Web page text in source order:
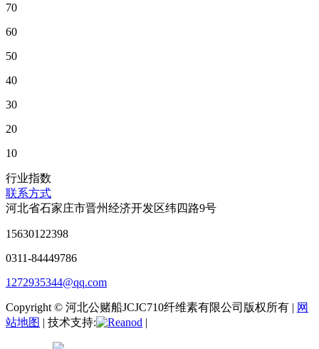
70
60
50
40
30
20
10
行业指数
联系方式
河北省石家庄市晋州经济开发区纬四路9号
15630122398
0311-84449786
1272935344@qq.com
Copyright © 河北公赌船JCJC710纤维素有限公司版权所有 | 网
站地图 | 技术支持: |